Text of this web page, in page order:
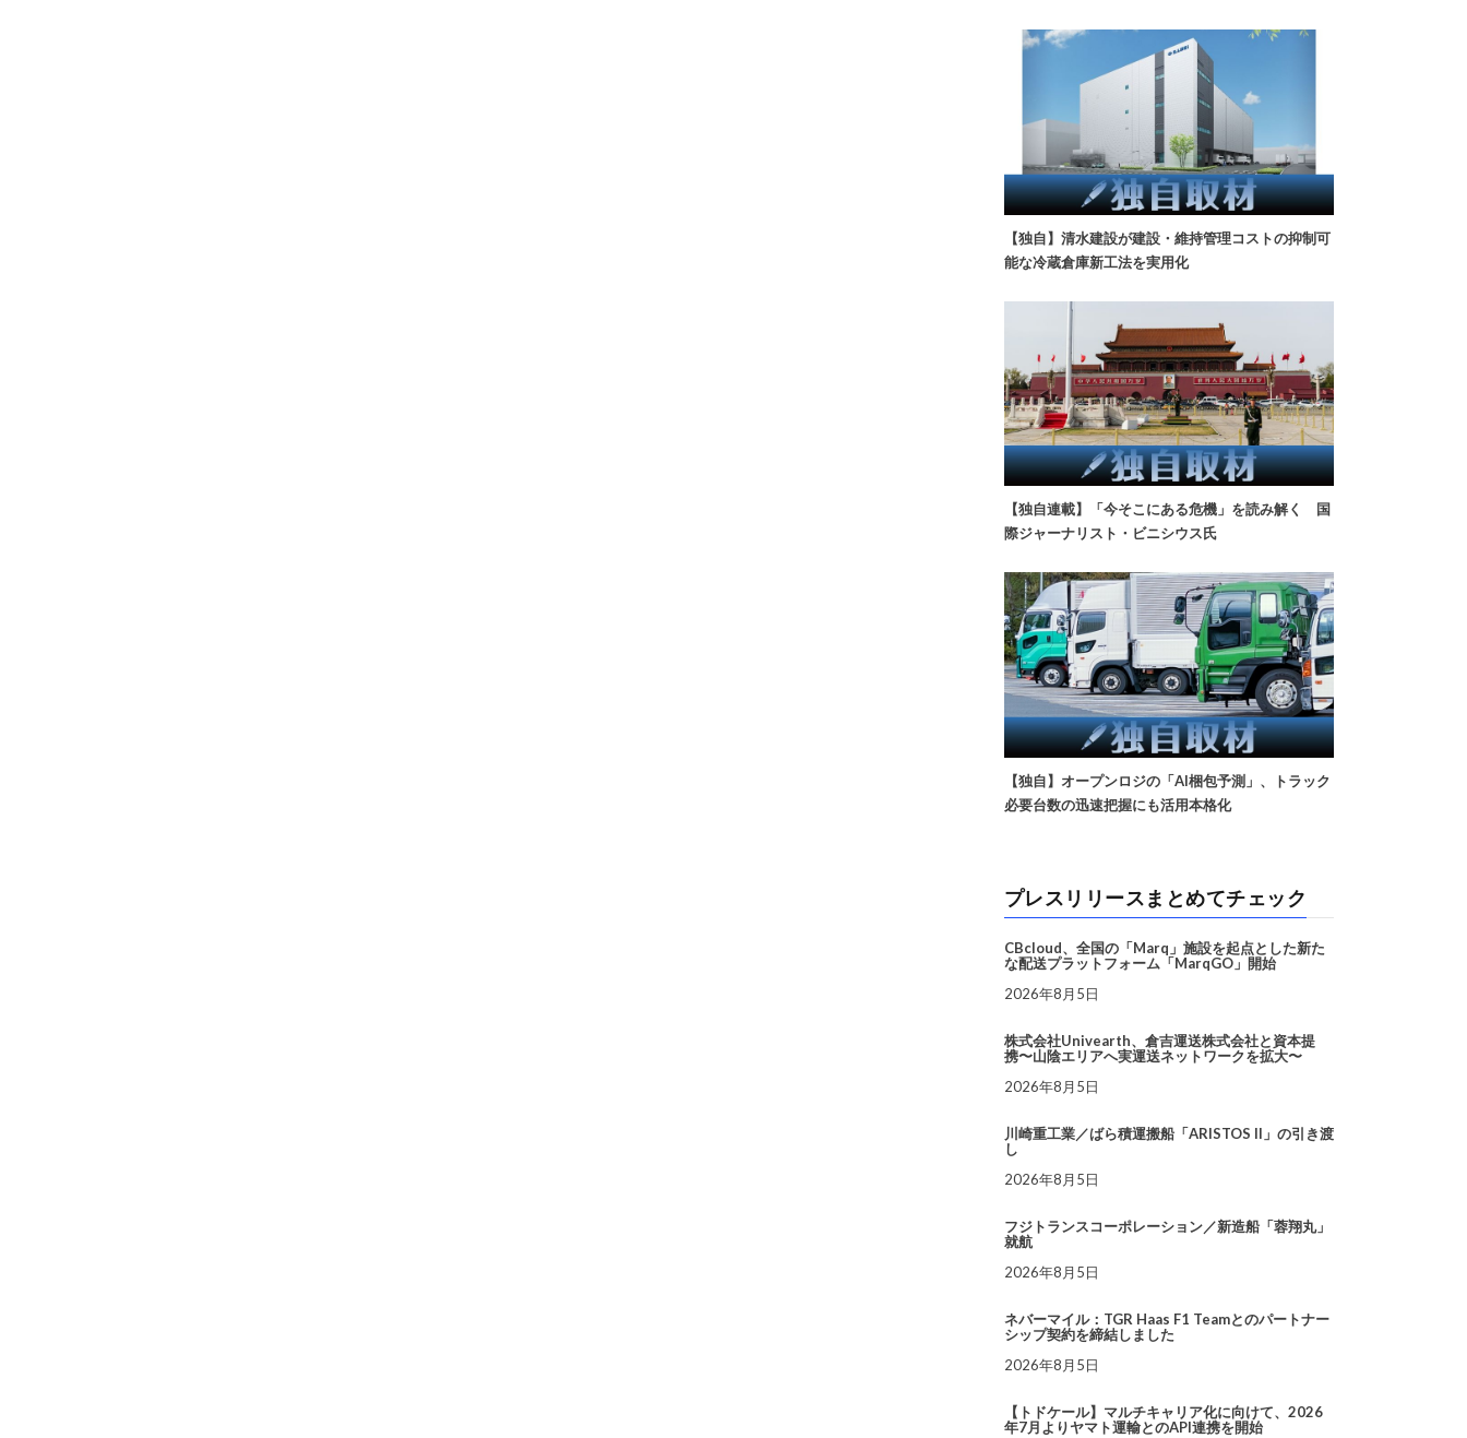
【独自】清水建設が建設・維持管理コストの抑制可
能な冷蔵倉庫新工法を実用化
【独自連載】「今そこにある危機」を読み解く 国
際ジャーナリスト・ビニシウス氏
【独自】オープンロジの「AI梱包予測」、トラック
必要台数の迅速把握にも活用本格化
プレスリリースまとめてチェック
CBcloud、全国の「Marq」施設を起点とした新た
な配送プラットフォーム「MarqGO」開始
2026年8月5日
株式会社Univearth、倉吉運送株式会社と資本提
携〜山陰エリアへ実運送ネットワークを拡大〜
2026年8月5日
川崎重工業／ばら積運搬船「ARISTOS II」の引き渡
し
2026年8月5日
フジトランスコーポレーション／新造船「蓉翔丸」
就航
2026年8月5日
ネバーマイル：TGR Haas F1 Teamとのパートナー
シップ契約を締結しました
2026年8月5日
【トドケール】マルチキャリア化に向けて、2026
年7月よりヤマト運輸とのAPI連携を開始